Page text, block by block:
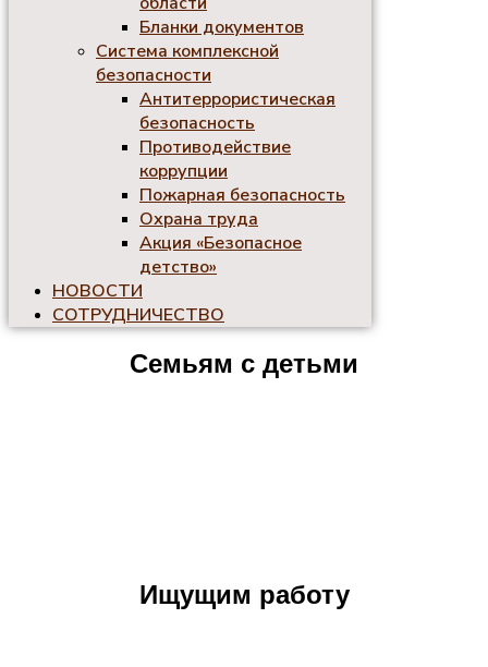
Бланки документов
Система комплексной
безопасности
Антитеррористическая
безопасность
Противодействие
коррупции
Пожарная безопасность
Охрана труда
Акция «Безопасное
детство»
НОВОСТИ
СОТРУДНИЧЕСТВО
Семьям с детьми
Ищущим работу